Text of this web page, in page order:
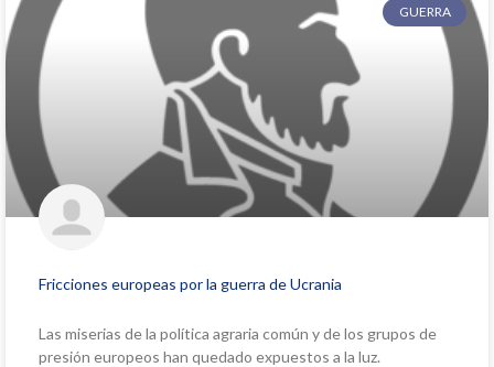
GUERRA
Fricciones europeas por la guerra de Ucrania
Las miserias de la política agraria común y de los grupos de
presión europeos han quedado expuestos a la luz.